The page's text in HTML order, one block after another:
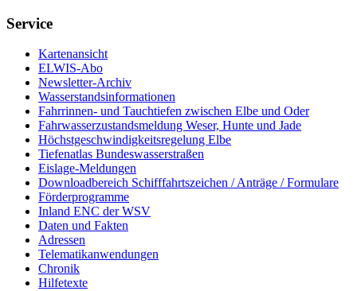
Service
Kar­ten­an­sicht
EL­WIS-​Abo
Newslet­ter-​Ar­chiv
Was­ser­stands­in­for­ma­tio­nen
Fahr­rin­nen-​ und Tauch­tie­fen zwi­schen El­be und Oder
Fahr­was­ser­zu­stands­mel­dung We­ser, Hun­te und Ja­de
Höchst­ge­schwin­dig­keits­re­ge­lung El­be
Tie­fe­n­at­las Bun­des­was­ser­stra­ßen
Eis­la­ge-​Mel­dun­gen
Dow­n­load­be­reich Schiff­fahrts­zei­chen / An­trä­ge / For­mu­la­re
För­der­pro­gram­me
In­land ENC der WSV
Da­ten und Fak­ten
Adres­sen
Te­le­ma­ti­kan­wen­dun­gen
Chro­nik
Hil­fe­tex­te